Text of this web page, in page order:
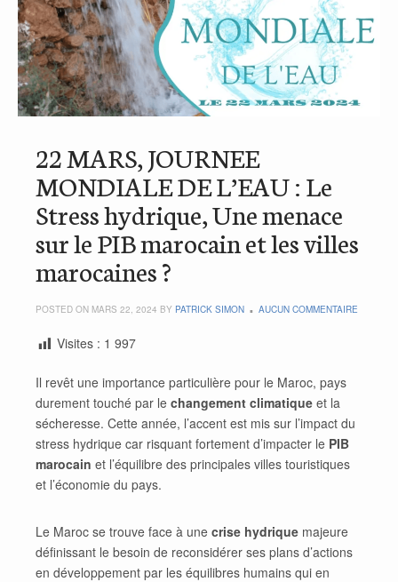
22 MARS, JOURNEE
MONDIALE DE L’EAU : Le
Stress hydrique, Une menace
sur le PIB marocain et les villes
marocaines ?
POSTED ON MARS 22, 2024 BY PATRICK SIMON AUCUN COMMENTAIRE
Visites : 1 997
Il revêt une importance particulière pour le Maroc, pays
durement touché par le changement climatique et la
sécheresse. Cette année, l’accent est mis sur l’impact du
stress hydrique car risquant fortement d’impacter le PIB
marocain et l’équilibre des principales villes touristiques
et l’économie du pays.
Le Maroc se trouve face à une crise hydrique majeure
définissant le besoin de reconsidérer ses plans d’actions
en développement par les équilibres humains qui en